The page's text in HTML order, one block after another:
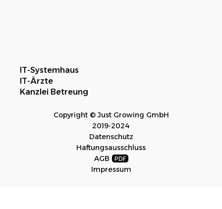
IT-Systemhaus
IT-Ärzte
Kanzlei Betreung
Copyright © Just Growing GmbH
2019-2024
Datenschutz
Haftungsausschluss
AGB
Impressum